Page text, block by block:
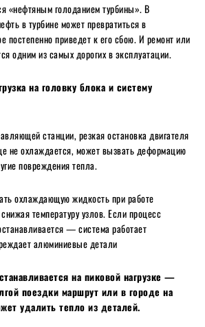
«нефтяным голоданием турбины». В
в турбине может превратиться в
постепенно приведет к его сбою. И ремонт или
одним из самых дорогих в эксплуатации.
на головку блока и систему
станции, резкая остановка двигателя
не охлаждается, может вызвать деформацию
повреждения тепла.
охлаждающую жидкость при работе
температуру узлов. Если процесс
— система работает
алюминиевые детали
на пиковой нагрузке —
поездки маршрут или в городе на
удалить тепло из деталей.